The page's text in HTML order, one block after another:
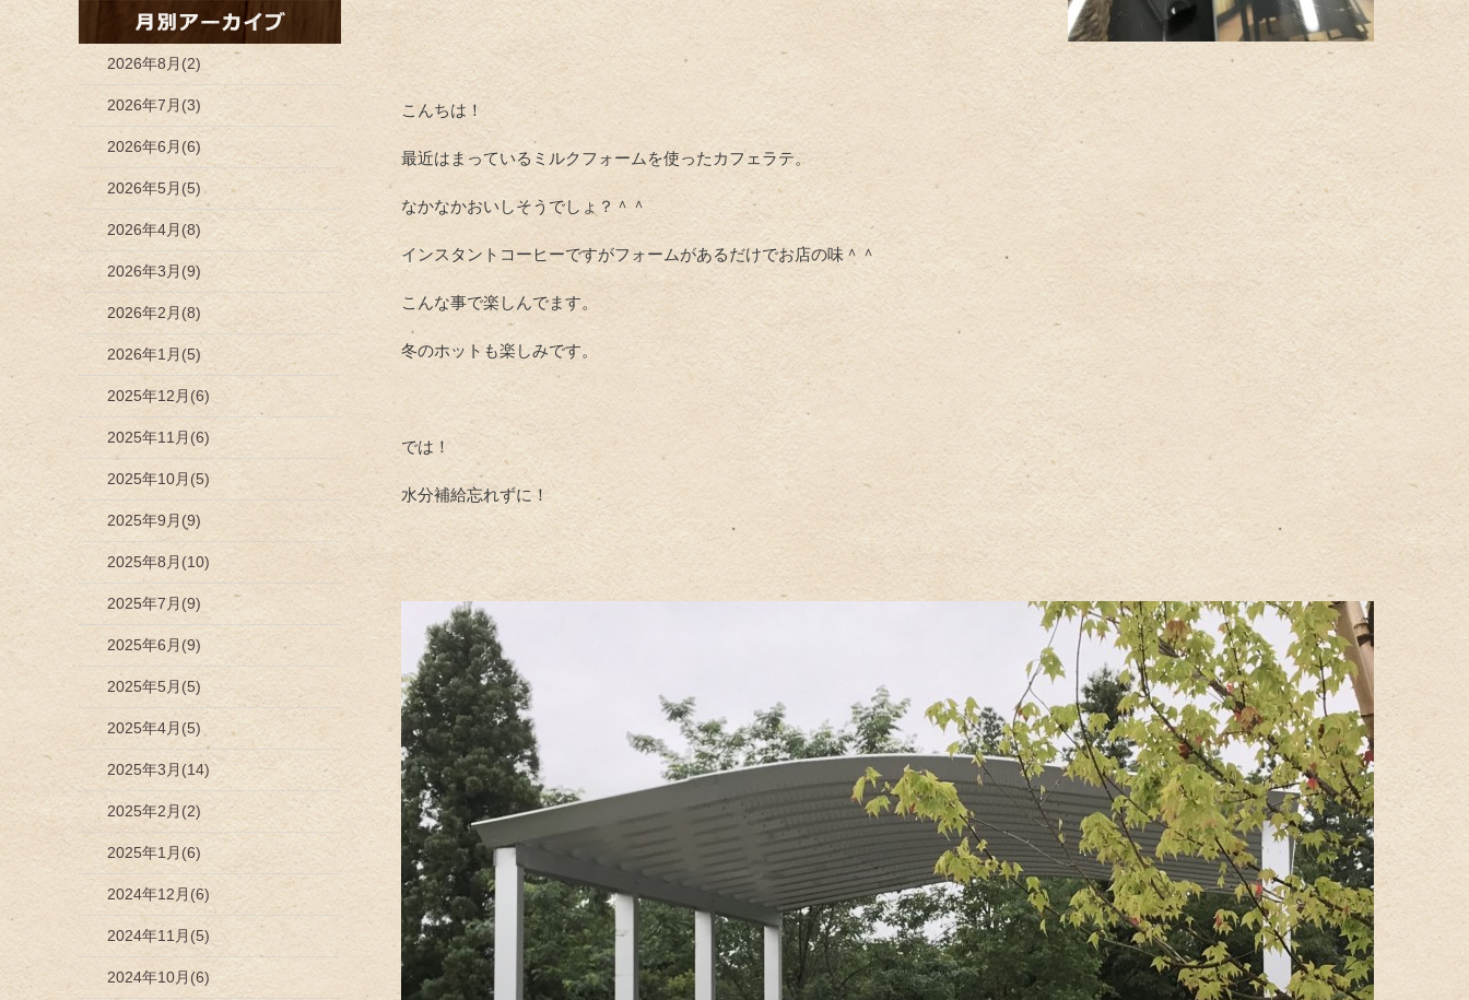
こんちは！
最近はまっているミルクフォームを使ったカフェラテ。
なかなかおいしそうでしょ？＾＾
インスタントコーヒーですがフォームがあるだけでお店の味＾＾
こんな事で楽しんでます。
冬のホットも楽しみです。
では！
水分補給忘れずに！
2026年8月(2)
2026年7月(3)
2026年6月(6)
2026年5月(5)
2026年4月(8)
2026年3月(9)
2026年2月(8)
2026年1月(5)
2025年12月(6)
2025年11月(6)
2025年10月(5)
2025年9月(9)
2025年8月(10)
2025年7月(9)
2025年6月(9)
2025年5月(5)
2025年4月(5)
2025年3月(14)
2025年2月(2)
2025年1月(6)
2024年12月(6)
2024年11月(5)
2024年10月(6)